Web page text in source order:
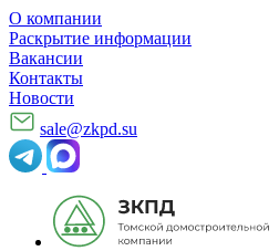
О компании
Раскрытие информации
Вакансии
Контакты
Новости
sale@zkpd.su